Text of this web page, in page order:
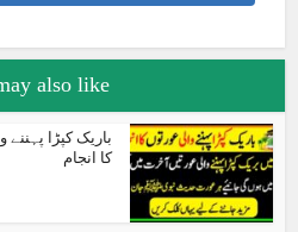
also like
باریک کپڑا
کا انجام